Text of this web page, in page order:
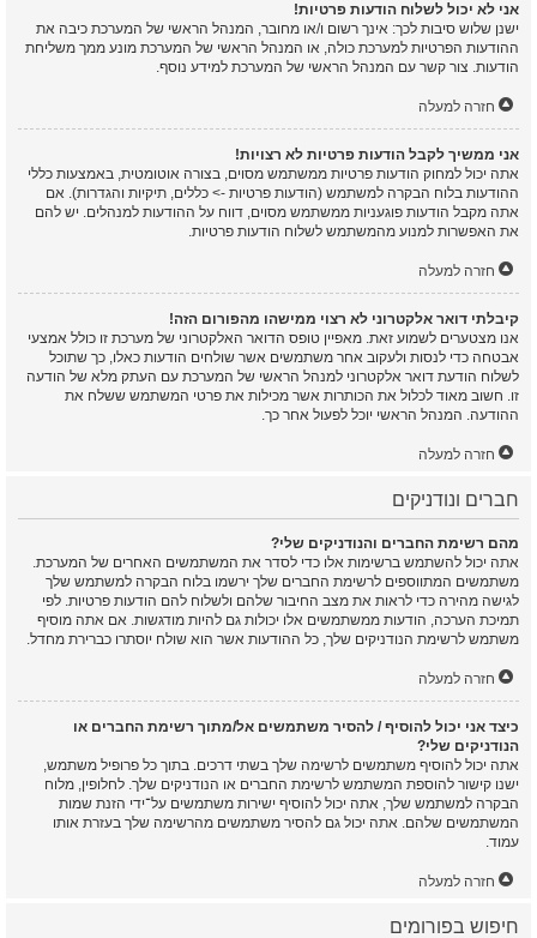
אני לא יכול לשלוח הודעות פרטיות!
ישנן שלוש סיבות לכך: אינך רשום ו/או מחובר, המנהל הראשי של המערכת כיבה את
ההודעות הפרטיות למערכת כולה, או המנהל הראשי של המערכת מונע ממך משליחת
הודעות. צור קשר עם המנהל הראשי של המערכת למידע נוסף.
חזרה למעלה
אני ממשיך לקבל הודעות פרטיות לא רצויות!
אתה יכול למחוק הודעות פרטיות ממשתמש מסוים, בצורה אוטומטית, באמצעות כללי
ההודעות בלוח הבקרה למשתמש (הודעות פרטיות -> כללים, תיקיות והגדרות). אם
אתה מקבל הודעות פוגעניות ממשתמש מסוים, דווח על ההודעות למנהלים. יש להם
את האפשרות למנוע מהמשתמש לשלוח הודעות פרטיות.
חזרה למעלה
קיבלתי דואר אלקטרוני לא רצוי ממישהו מהפורום הזה!
אנו מצטערים לשמוע זאת. מאפיין טופס הדואר האלקטרוני של מערכת זו כולל אמצעי
אבטחה כדי לנסות ולעקוב אחר משתמשים אשר שולחים הודעות כאלו, כך שתוכל
לשלוח הודעת דואר אלקטרוני למנהל הראשי של המערכת עם העתק מלא של הודעה
זו. חשוב מאוד לכלול את הכותרות אשר מכילות את פרטי המשתמש ששלח את
ההודעה. המנהל הראשי יוכל לפעול אחר כך.
חזרה למעלה
חברים ונודניקים
מהם רשימת החברים והנודניקים שלי?
אתה יכול להשתמש ברשימות אלו כדי לסדר את המשתמשים האחרים של המערכת.
משתמשים המתווספים לרשימת החברים שלך ירשמו בלוח הבקרה למשתמש שלך
לגישה מהירה כדי לראות את מצב החיבור שלהם ולשלוח להם הודעות פרטיות. לפי
תמיכת הערכה, הודעות ממשתמשים אלו יכולות גם להיות מודגשות. אם אתה מוסיף
משתמש לרשימת הנודניקים שלך, כל ההודעות אשר הוא שולח יוסתרו כברירת מחדל.
חזרה למעלה
כיצד אני יכול להוסיף / להסיר משתמשים אל/מתוך רשימת החברים או
הנודניקים שלי?
אתה יכול להוסיף משתמשים לרשימה שלך בשתי דרכים. בתוך כל פרופיל משתמש,
ישנו קישור להוספת המשתמש לרשימת החברים או הנודניקים שלך. לחלופין, מלוח
הבקרה למשתמש שלך, אתה יכול להוסיף ישירות משתמשים על־ידי הזנת שמות
המשתמשים שלהם. אתה יכול גם להסיר משתמשים מהרשימה שלך בעזרת אותו
עמוד.
חזרה למעלה
חיפוש בפורומים